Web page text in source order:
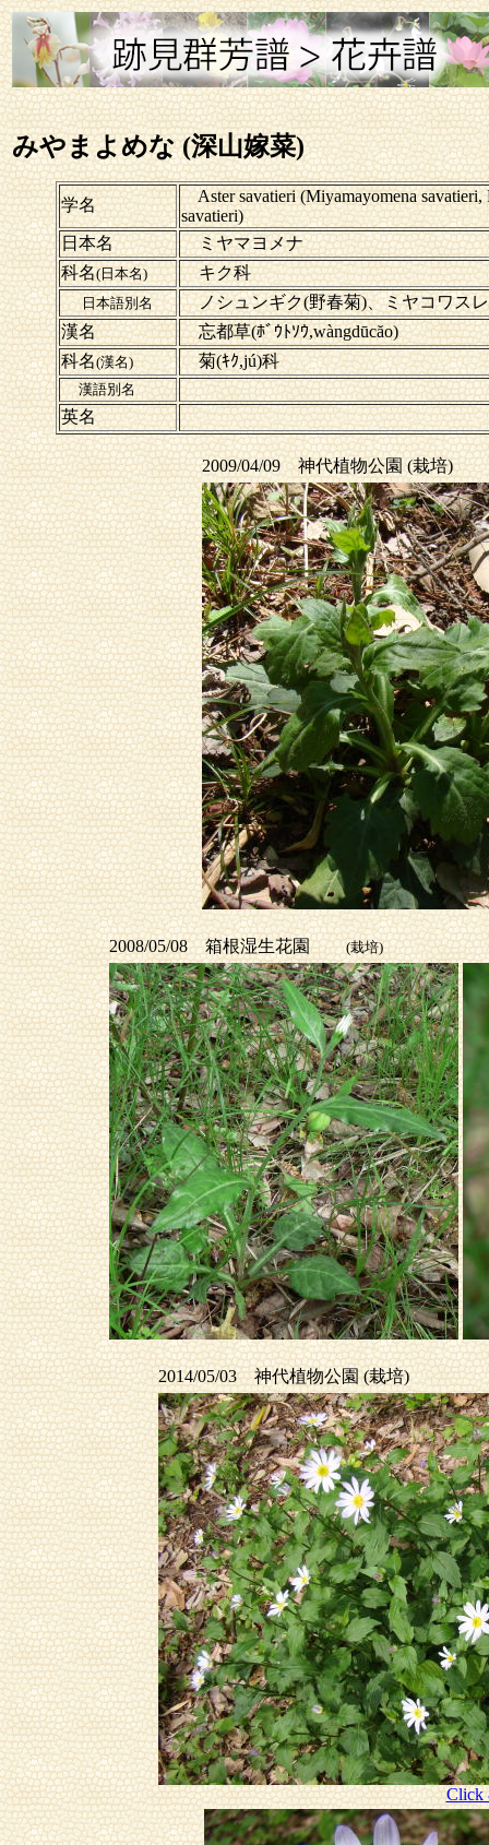
みやまよめな (深山嫁菜)
学名
Aster savatieri (Miyamayomena savatieri,
savatieri)
日本名
ミヤマヨメナ
科名(日本名) キク科
日本語別名
ノシュンギク(野春菊)、ミヤコワス
漢名
忘都草(ﾎﾞｳﾄｿｳ,wàngdūcăo)
科名(漢名) 菊(ｷｸ,jú)科
漢語別名
英名
2009/04/09 神代植物公園 (栽培)
2008/05/08 箱根湿生花園(栽培)
2014/05/03 神代植物公園 (栽培)
Click